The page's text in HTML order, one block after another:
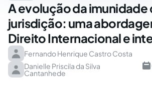
A evolução da imunidade
jurisdição: uma
Direito Internacional e
Fernando Henrique Castro Costa
Danielle Priscila da Silva
Cantanhede